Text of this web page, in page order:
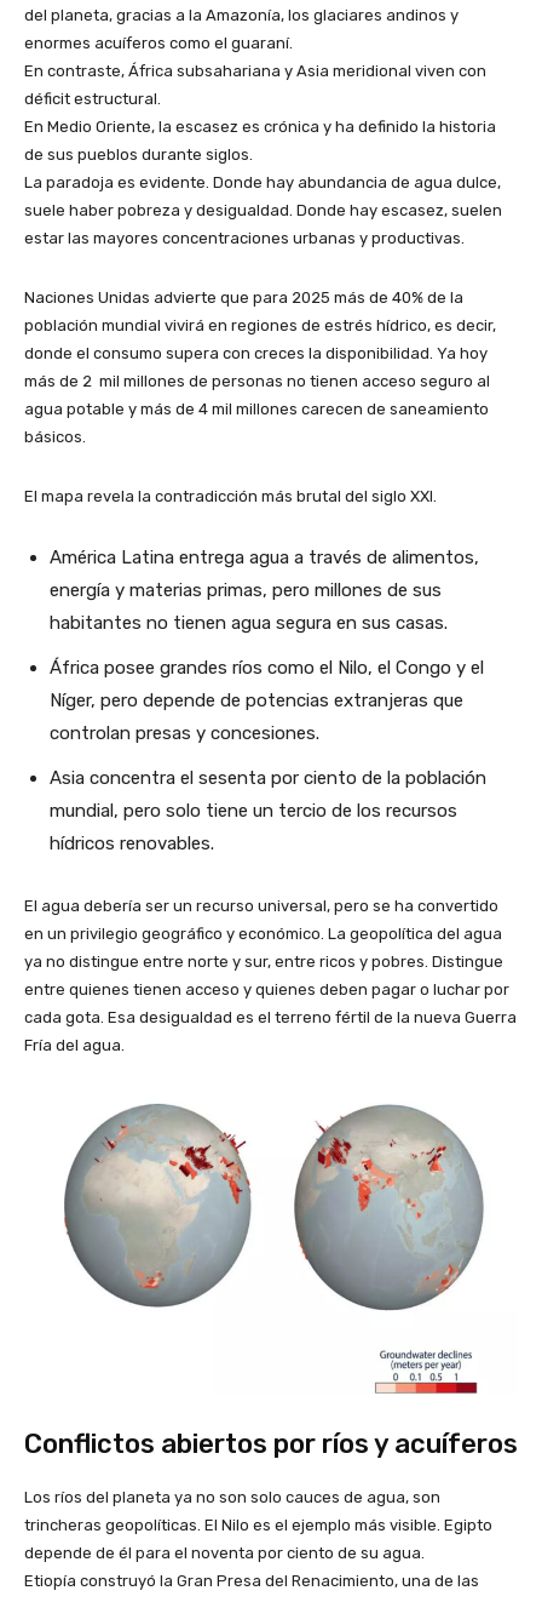
del planeta, gracias a la Amazonía, los glaciares andinos y
enormes acuíferos como el guaraní.
En contraste, África subsahariana y Asia meridional viven con
déficit estructural.
En Medio Oriente, la escasez es crónica y ha definido la historia
de sus pueblos durante siglos.
La paradoja es evidente. Donde hay abundancia de agua dulce,
suele haber pobreza y desigualdad. Donde hay escasez, suelen
estar las mayores concentraciones urbanas y productivas.
Naciones Unidas advierte que para 2025 más de 40% de la
población mundial vivirá en regiones de estrés hídrico, es decir,
donde el consumo supera con creces la disponibilidad. Ya hoy
más de 2 mil millones de personas no tienen acceso seguro al
agua potable y más de 4 mil millones carecen de saneamiento
básicos.
El mapa revela la contradicción más brutal del siglo XXI.
América Latina entrega agua a través de alimentos,
energía y materias primas, pero millones de sus
habitantes no tienen agua segura en sus casas.
África posee grandes ríos como el Nilo, el Congo y el
Níger, pero depende de potencias extranjeras que
controlan presas y concesiones.
Asia concentra el sesenta por ciento de la población
mundial, pero solo tiene un tercio de los recursos
hídricos renovables.
El agua debería ser un recurso universal, pero se ha convertido
en un privilegio geográfico y económico. La geopolítica del agua
ya no distingue entre norte y sur, entre ricos y pobres. Distingue
entre quienes tienen acceso y quienes deben pagar o luchar por
cada gota. Esa desigualdad es el terreno fértil de la nueva Guerra
Fría del agua.
Conflictos abiertos por ríos y acuíferos
Los ríos del planeta ya no son solo cauces de agua, son
trincheras geopolíticas. El Nilo es el ejemplo más visible. Egipto
depende de él para el noventa por ciento de su agua.
Etiopía construyó la Gran Presa del Renacimiento, una de las